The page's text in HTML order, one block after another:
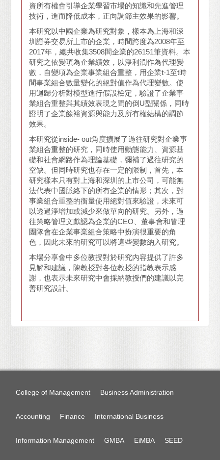
資所有權會引導企業學習市場的知識和先進管理
技術，進而降低成本，正向調節主效果的影響。
本研究以中國企業為研究對象，樣本為上海和深
圳證券交易所上市的企業，時間跨度為2008年至
2017年，總共收集3508間企業的26151筆資料。本
研究之依變項為企業績效，以淨利潤作為代理變
數，自變項為企業事業組合重整，用企業t-1至t時
間事業組合數量變化的絕對值作為代理變數。使
用迴歸分析對模型進行假設檢定，驗證了企業事
業組合重整與其績效表現之間的倒U型關係，同時
證明了企業餘裕資源與能力及所有權結構的調節
效果。
本研究從inside- out角度擴展了過往研究對企業事
業組合重整的研究，同時使用動態能力、資源基
礎和社會網路作為理論基礎，彌補了過往研究的
空缺。但同時研究也存在一定的限制，首先，本
研究樣本只有對上海和深圳的上市公司，可能無
法代表中國脈絡下的所有企業的情形；其次，對
事業組合重整的衡量使用絕對值來驗證，未來可
以透過淨增加或減少來做單向的研究。另外，過
往策略管理文獻認為企業的CEO、董事會和管理
團隊會在企業事業組合策略中扮演很重要的角
色，因此未來的研究可以將這些變數納入研究。
本場分享會中多位教授對於研究內容提供了許多
見解和建議，陳教授對各位教授的指教表示感
謝，也表示未來研究中會採納教授們的建議以完
善研究設計。
College of Management Business Administration
Accounting Finance International Business
Information Management GMBA EiMBA SEED